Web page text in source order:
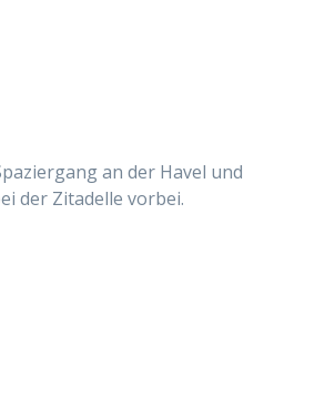
an der Havel und
der Zitadelle vorbei.